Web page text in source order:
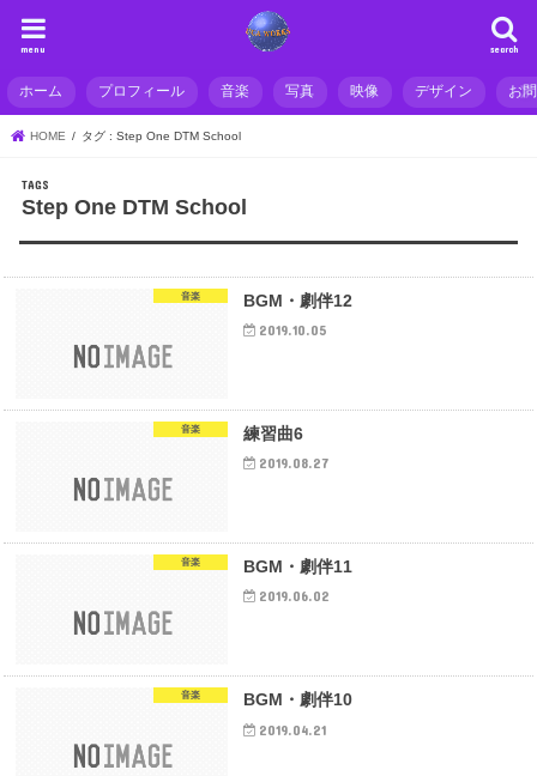
search
menu
ホーム プロフィール 音楽 写真 映像 デザイン お
HOME タグ : Step One DTM School
Step One DTM School
音楽 BGM・劇伴12
2019.10.05
音楽 練習曲6
2019.08.27
音楽 BGM・劇伴11
2019.06.02
音楽 BGM・劇伴10
2019.04.21